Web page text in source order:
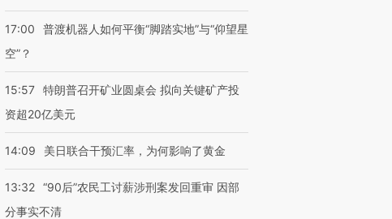
17:00
普渡机器人如何平衡“脚踏实地”与“仰望星
空”？
15:57 特朗普召开矿业圆桌会 拟向关键矿产投
资超20亿美元
14:09 美日联合干预汇率，为何影响了黄金
13:32 “90后”农民工讨薪涉刑案发回重审 因部
分事实不清